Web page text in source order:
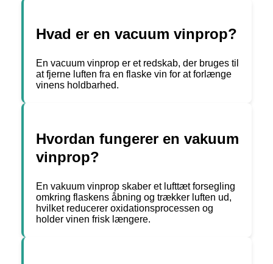
Hvad er en vacuum vinprop?
En vacuum vinprop er et redskab, der bruges til
at fjerne luften fra en flaske vin for at forlænge
vinens holdbarhed.
Hvordan fungerer en vakuum
vinprop?
En vakuum vinprop skaber et lufttæt forsegling
omkring flaskens åbning og trækker luften ud,
hvilket reducerer oxidationsprocessen og
holder vinen frisk længere.